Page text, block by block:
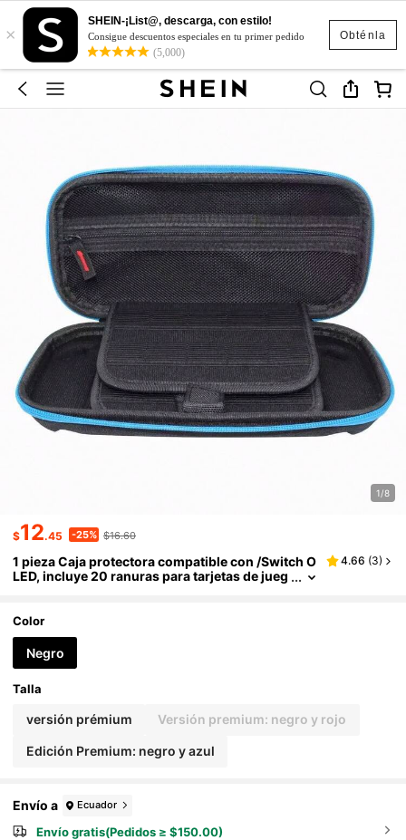
Obténla
×
SHEIN-¡List@, descarga, con estilo!
Consigue descuentos especiales en tu primer pedido
(5,000)
1/8
$12.45 -25% $16.60
1 pieza Caja protectora compatible con /Switch O
LED, incluye 20 ranuras para tarjetas de jueg
4.66 (3)
Color
Negro
Talla
versión prémium Versión premium: negro y rojo
Edición Premium: negro y azul
Envío a Ecuador
Envío gratis(Pedidos ≥ $150.00)